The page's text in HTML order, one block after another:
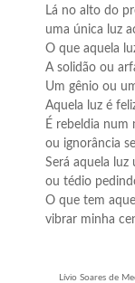
Lá no alto do
uma única luz
O que aquela
A solidão ou
Um gênio ou
Aquela luz é
É rebeldia num
ou ignorância
Será aquela luz
ou tédio
O que tem
vibrar minha
Lívio Soares de